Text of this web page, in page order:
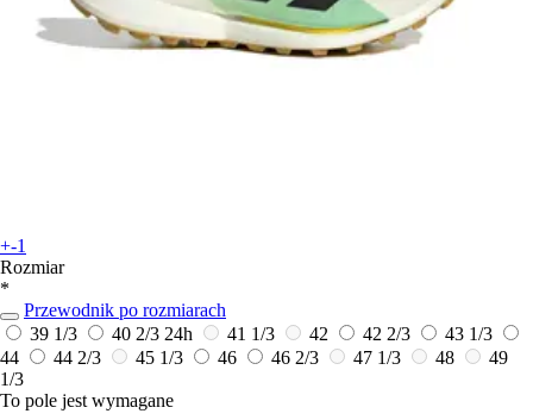
+-1
Rozmiar
*
Przewodnik po rozmiarach
39 1/3
40 2/3 24h 41 1/3 42 42 2/3
43 1/3
44
44 2/3 45 1/3 46 46 2/3 47 1/3 48
49
1/3
To pole jest wymagane